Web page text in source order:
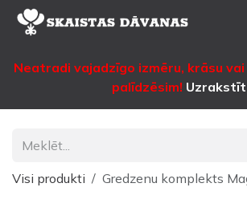
Pāriet pie satura
Neatradi vajadzīgo izmēru, krāsu vai
palīdzēsim! Uzrakstīt
Visi produkti Gredzenu komplekts